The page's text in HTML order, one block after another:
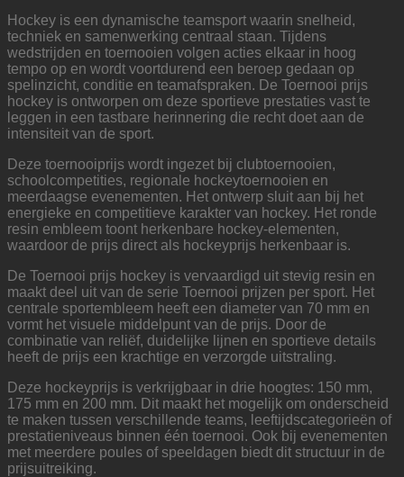
Hockey is een dynamische teamsport waarin snelheid,
techniek en samenwerking centraal staan. Tijdens
wedstrijden en toernooien volgen acties elkaar in hoog
tempo op en wordt voortdurend een beroep gedaan op
spelinzicht, conditie en teamafspraken. De Toernooi prijs
hockey is ontworpen om deze sportieve prestaties vast te
leggen in een tastbare herinnering die recht doet aan de
intensiteit van de sport.
Deze toernooiprijs wordt ingezet bij clubtoernooien,
schoolcompetities, regionale hockeytoernooien en
meerdaagse evenementen. Het ontwerp sluit aan bij het
energieke en competitieve karakter van hockey. Het ronde
resin embleem toont herkenbare hockey-elementen,
waardoor de prijs direct als hockeyprijs herkenbaar is.
De Toernooi prijs hockey is vervaardigd uit stevig resin en
maakt deel uit van de serie Toernooi prijzen per sport. Het
centrale sportembleem heeft een diameter van 70 mm en
vormt het visuele middelpunt van de prijs. Door de
combinatie van reliëf, duidelijke lijnen en sportieve details
heeft de prijs een krachtige en verzorgde uitstraling.
Deze hockeyprijs is verkrijgbaar in drie hoogtes: 150 mm,
175 mm en 200 mm. Dit maakt het mogelijk om onderscheid
te maken tussen verschillende teams, leeftijdscategorieën of
prestatieniveaus binnen één toernooi. Ook bij evenementen
met meerdere poules of speeldagen biedt dit structuur in de
prijsuitreiking.